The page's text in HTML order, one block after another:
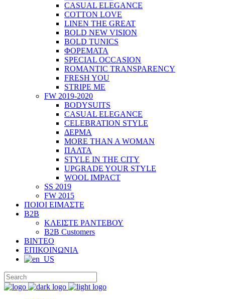
CASUAL ELEGANCE
COTTON LOVE
LINEN THE GREAT
BOLD NEW VISION
BOLD TUNICS
ΦΟΡΕΜΑΤΑ
SPECIAL OCCASION
ROMANTIC TRANSPARENCY
FRESH YOU
STRIPE ME
FW 2019-2020
BODYSUITS
CASUAL ELEGANCE
CELEBRATION STYLE
ΔΕΡΜΑ
MORE THAN A WOMAN
ΠΑΛΤΑ
STYLE IN THE CITY
UPGRADE YOUR STYLE
WOOL IMPACT
SS 2019
FW 2015
ΠΟΙΟΙ ΕΙΜΑΣΤΕ
B2B
ΚΛΕΙΣΤΕ ΡΑΝΤΕΒΟΥ
B2B Customers
ΒΙΝΤΕΟ
ΕΠΙΚΟΙΝΩΝΙΑ